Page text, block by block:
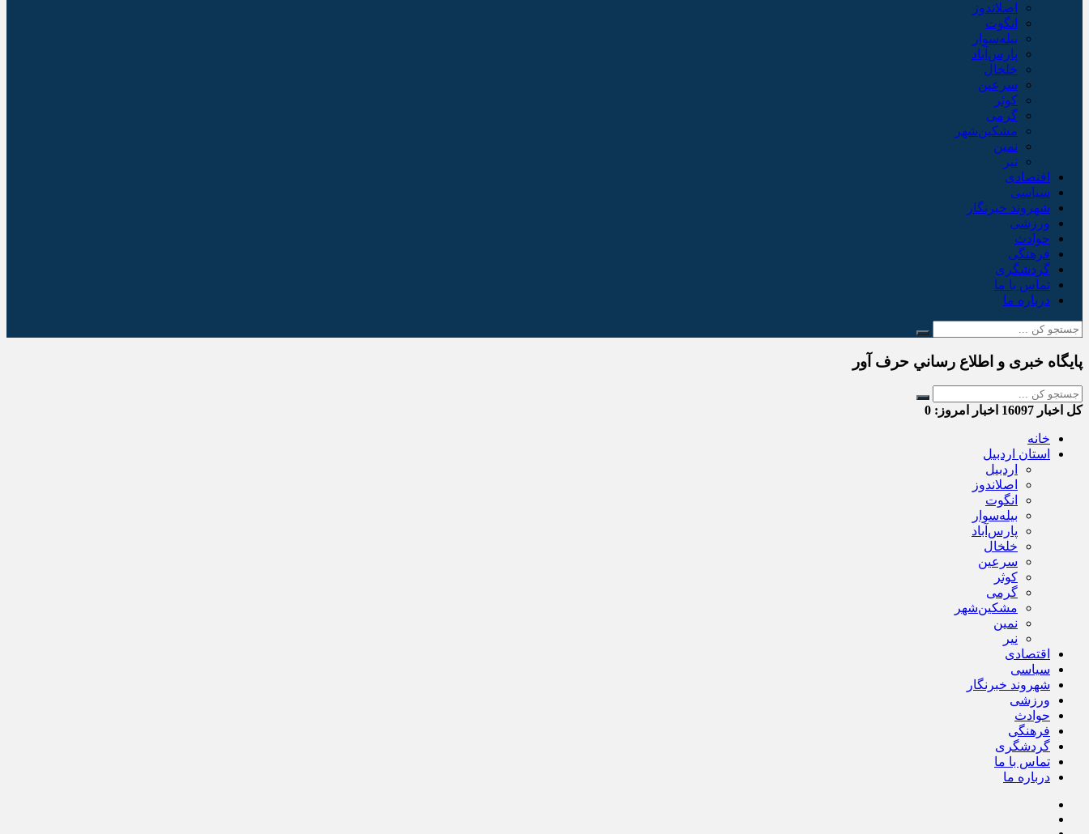
اصلاندوز
انگوت
بیله‌سوار
پارس‌آباد
خلخال
سرعین
کوثر
گرمی
مشکین‌شهر
نمین
نیر
اقتصادی
سیاسی
شهروند خبرنگار
ورزشی
حوادث
فرهنگی
گردشگری
تماس با ما
درباره ما
پایگاه خبری و اطلاع رساني حرف آور
کل اخبار اخبار امروز: 0
خانه
استان اردبیل
اردبیل
اصلاندوز
انگوت
بیله‌سوار
پارس‌آباد
خلخال
سرعین
کوثر
گرمی
مشکین‌شهر
نمین
نیر
اقتصادی
سیاسی
شهروند خبرنگار
ورزشی
حوادث
فرهنگی
گردشگری
تماس با ما
درباره ما